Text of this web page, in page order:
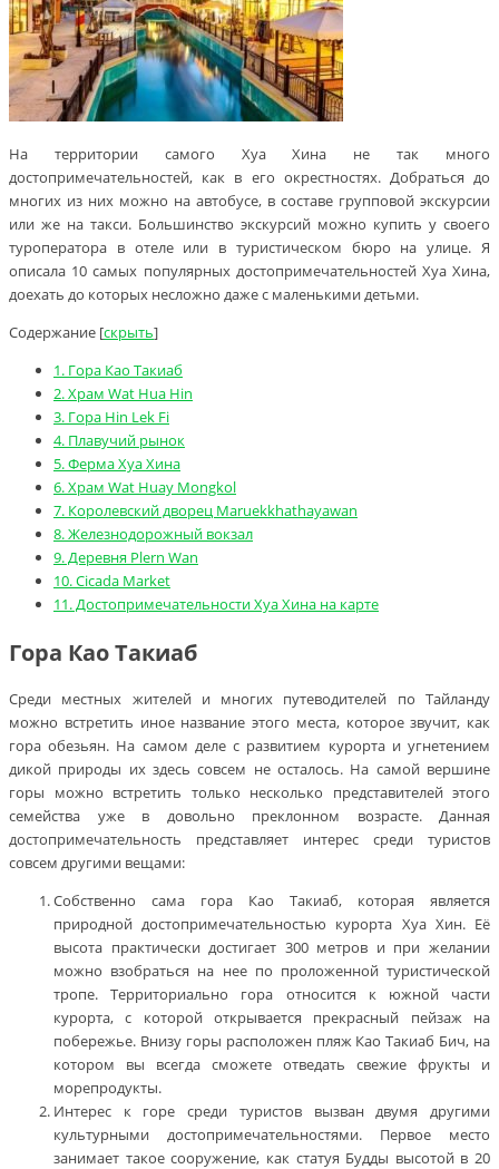
На территории самого Хуа Хина не так много
достопримечательностей, как в его окрестностях. Добраться до
многих из них можно на автобусе, в составе групповой экскурсии
или же на такси. Большинство экскурсий можно купить у своего
туроператора в отеле или в туристическом бюро на улице. Я
описала 10 самых популярных достопримечательностей Хуа Хина,
доехать до которых несложно даже с маленькими детьми.
Содержание [скрыть]
1. Гора Као Такиаб
2.Храм Wat Hua Hin
3. Гора Hin Lek Fi
4. Плавучий рынок
5.Ферма Хуа Хина
6.Храм Wat Huay Mongkol
7. Королевский дворец Maruekkhathayawan
8.Железнодорожный вокзал
9.Деревня Plern Wan
10.Cicada Market
11.Достопримечательности Хуа Хина на карте
Гора Као Такиаб
Среди местных жителей и многих путеводителей по Тайланду
можно встретить иное название этого места, которое звучит, как
гора обезьян. На самом деле с развитием курорта и угнетением
дикой природы их здесь совсем не осталось. На самой вершине
горы можно встретить только несколько представителей этого
семейства уже в довольно преклонном возрасте. Данная
достопримечательность представляет интерес среди туристов
совсем другими вещами:
Собственно сама гора Као Такиаб, которая является
природной достопримечательностью курорта Хуа Хин. Её
высота практически достигает 300 метров и при желании
можно взобраться на нее по проложенной туристической
тропе. Территориально гора относится к южной части
курорта, с которой открывается прекрасный пейзаж на
побережье. Внизу горы расположен пляж Као Такиаб Бич, на
котором вы всегда сможете отведать свежие фрукты и
морепродукты.
Интерес к горе среди туристов вызван двумя другими
культурными достопримечательностями. Первое место
занимает такое сооружение, как статуя Будды высотой в 20